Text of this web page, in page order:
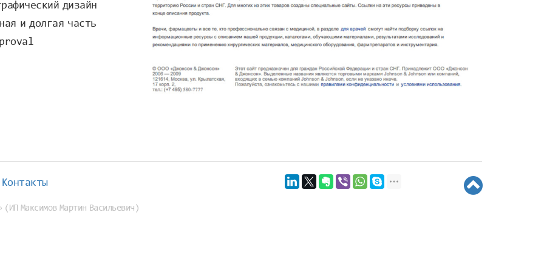
дизайн
и долгая часть
Контакты
( ИП Максимов Мартин Васильевич )